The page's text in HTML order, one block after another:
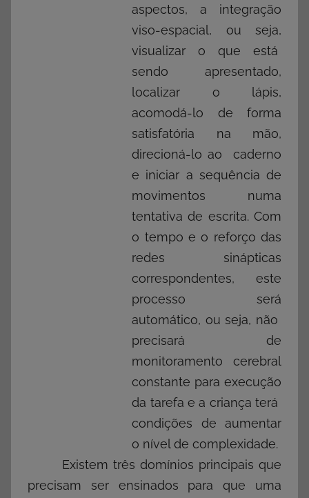
aspectos, a integração
viso-espacial, ou seja,
visualizar o que está
sendo apresentado,
localizar o lápis,
acomodá-lo de forma
satisfatória na mão,
direcioná-lo ao caderno
e iniciar a sequência de
movimentos numa
tentativa de escrita. Com
o tempo e o reforço das
redes sinápticas
correspondentes, este
processo será
automático, ou seja, não
precisará de
monitoramento cerebral
constante para execução
da tarefa e a criança terá
condições de aumentar
o nível de complexidade.
Existem três domínios principais que
precisam ser ensinados para que uma